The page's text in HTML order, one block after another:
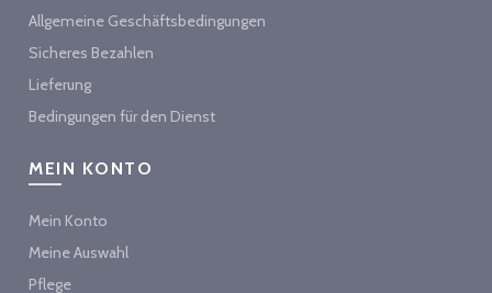
Allgemeine Geschäftsbedingungen
Sicheres Bezahlen
Lieferung
Bedingungen für den Dienst
MEIN KONTO
Mein Konto
Meine Auswahl
Pflege